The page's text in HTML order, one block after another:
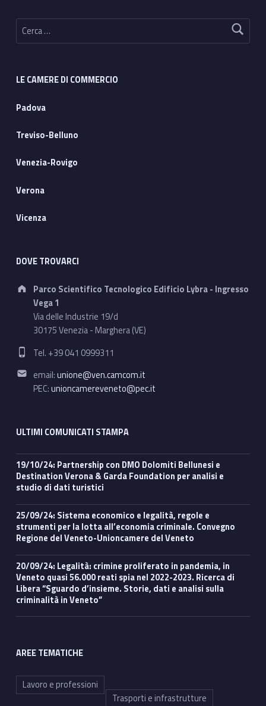
Ricerca per:
LE CAMERE DI COMMERCIO
Padova
Treviso-Belluno
Venezia-Rovigo
Verona
Vicenza
DOVE TROVARCI
Address:
Parco Scientifico Tecnologico Edificio Lybra - Ingresso
Vega 1
Via delle Industrie 19/d
30175 Venezia - Marghera (VE)
Phone number:
Tel. +39 041 0999311
Email address:
email:unione@ven.camcom.it
PEC:unioncamereveneto@pec.it
ULTIMI COMUNICATI STAMPA
19/10/24: Partnership con DMO Dolomiti Bellunesi e
Destination Verona & Garda Foundation per analisi e
studio di dati turistici
25/09/24: Sistema economico e legalità, regole e
strumenti per la lotta all’economia criminale. Convegno
Regione del Veneto-Unioncamere del Veneto
20/09/24: Legalità: crimine proliferato in pandemia, in
Veneto quasi 56.000 reati spia nel 2022-2023. Ricerca di
Libera “Sguardo d’insieme. Storie, dati e analisi sulla
criminalità in Veneto”
AREE TEMATICHE
Lavoro e professioni
Trasporti e infrastrutture